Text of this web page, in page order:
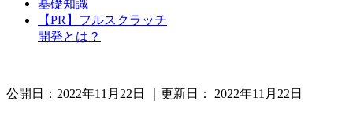
基礎知識
【PR】フルスクラッチ
開発とは？
公開日： 2022年11月22日 ｜更新日： 2022年11月22日